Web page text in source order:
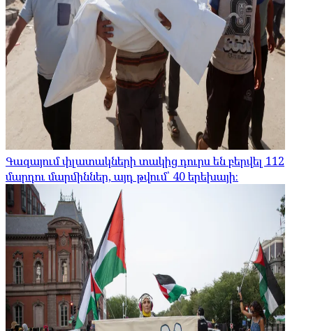
Գազայում փլատակների տակից դուրս են բերվել 112
մարդու մարմիններ, այդ թվում՝ 40 երեխայի։